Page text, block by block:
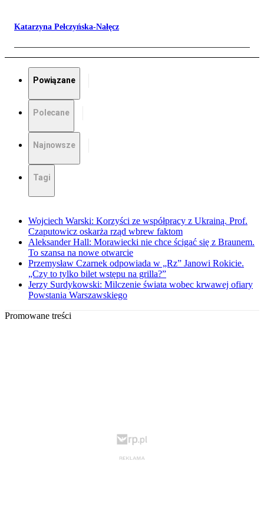
Katarzyna Pełczyńska-Nałęcz
Powiązane
Polecane
Najnowsze
Tagi
Wojciech Warski: Korzyści ze współpracy z Ukrainą. Prof.
Czaputowicz oskarża rząd wbrew faktom
Aleksander Hall: Morawiecki nie chce ścigać się z Braunem.
To szansa na nowe otwarcie
Przemysław Czarnek odpowiada w „Rz” Janowi Rokicie.
„Czy to tylko bilet wstępu na grilla?”
Jerzy Surdykowski: Milczenie świata wobec krwawej ofiary
Powstania Warszawskiego
Promowane treści